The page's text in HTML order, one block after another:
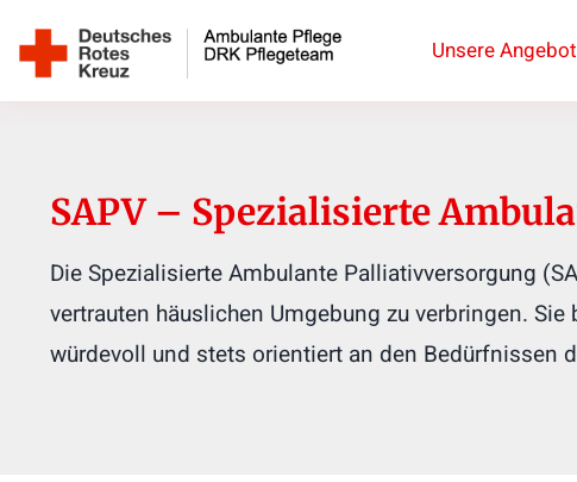
Inhalt
springen
Unsere
SAPV – Spezialisierte
Die Spezialisierte Ambulante Palliativversorgung
vertrauten häuslichen Umgebung zu verbringen.
würdevoll und stets orientiert an den Bedürfnissen